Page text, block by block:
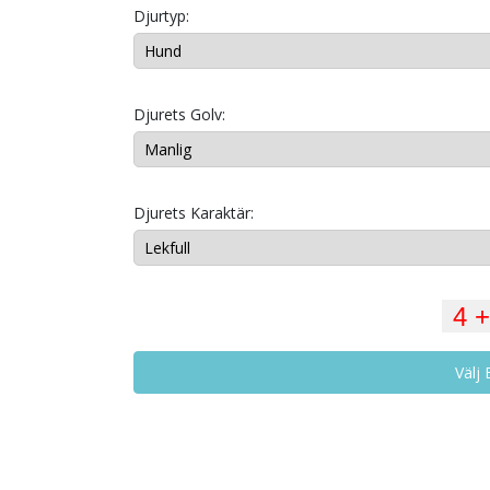
Djurtyp:
Djurets Golv:
Djurets Karaktär:
Välj